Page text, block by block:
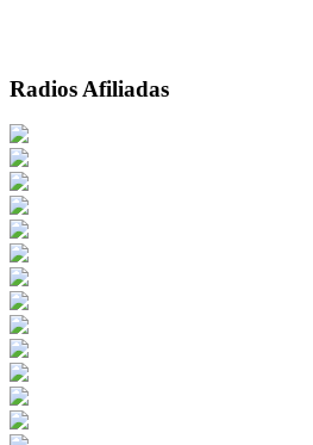
Radios Afiliadas